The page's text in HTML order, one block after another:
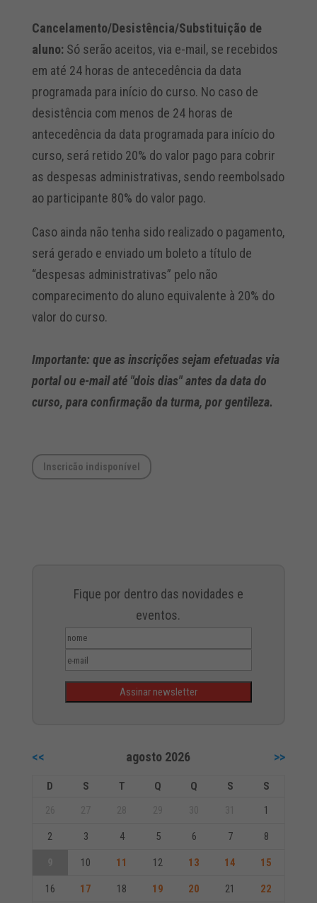
Cancelamento/Desistência/Substituição de
aluno: Só serão aceitos, via e-mail, se recebidos
em até 24 horas de antecedência da data
programada para início do curso. No caso de
desistência com menos de 24 horas de
antecedência da data programada para início do
curso, será retido 20% do valor pago para cobrir
as despesas administrativas, sendo reembolsado
ao participante 80% do valor pago.
Caso ainda não tenha sido realizado o pagamento,
será gerado e enviado um boleto a título de
“despesas administrativas” pelo não
comparecimento do aluno equivalente à 20% do
valor do curso.
Importante: que as inscrições sejam efetuadas via
portal ou e-mail até "dois dias" antes da data do
curso, para confirmação da turma, por gentileza.
Inscricão indisponível
Fique por dentro das novidades e
eventos.
<< agosto 2026 >>
D S T Q Q S
S
1
2 3 4 5 6 7 8
10 11 12 13 14 15
16 17 18 19 20 21 22